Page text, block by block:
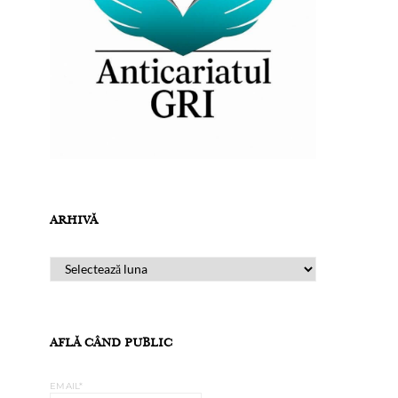
ARHIVĂ
ARHIVĂ
AFLĂ CÂND PUBLIC
EMAIL*